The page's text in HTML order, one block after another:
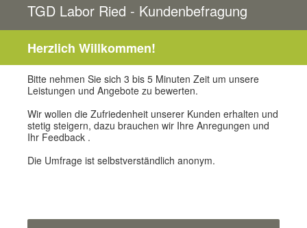
TGD Labor Ried - Kundenbefragung
Herzlich Willkommen!
Bitte nehmen Sie sich 3 bis 5 Minuten Zeit um unsere
Leistungen und Angebote zu bewerten.
Wir wollen die Zufriedenheit unserer Kunden erhalten und
stetig steigern, dazu brauchen wir Ihre Anregungen und
Ihr Feedback .
Die Umfrage ist selbstverständlich anonym.